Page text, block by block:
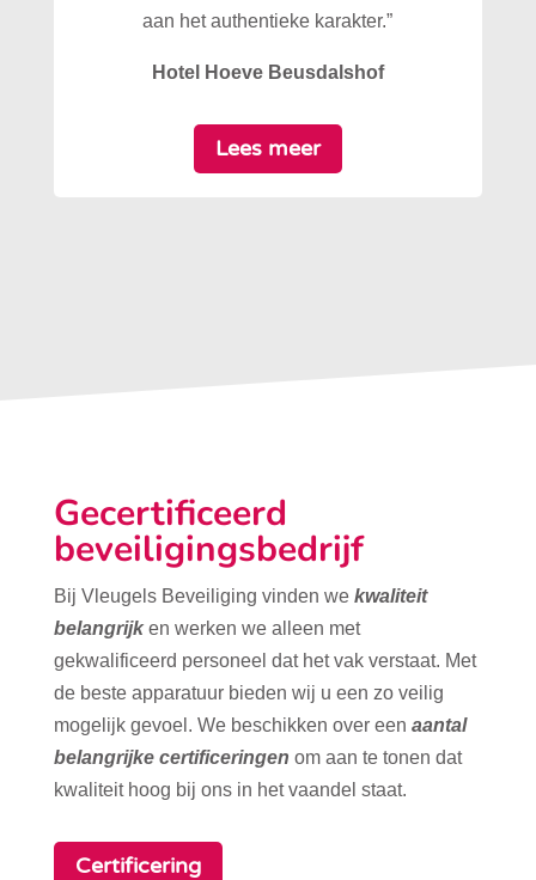
aan het authentieke karakter.”
Hotel Hoeve Beusdalshof
Lees meer
Gecertificeerd
beveiligingsbedrijf
Bij Vleugels Beveiliging vinden we kwaliteit
belangrijk en werken we alleen met
gekwalificeerd personeel dat het vak verstaat. Met
de beste apparatuur bieden wij u een zo veilig
mogelijk gevoel. We beschikken over een aantal
belangrijke certificeringen om aan te tonen dat
kwaliteit hoog bij ons in het vaandel staat.
Certificering